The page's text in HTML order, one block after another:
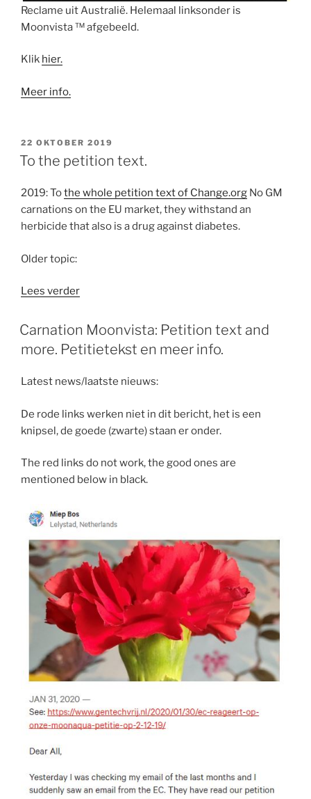
Reclame uit Australië. Helemaal linksonder is
Moonvista ™ afgebeeld.
Klik hier.
Meer info.
GEPLAATST
OP
22 OKTOBER 2019
To the petition text.
2019: Tothe whole petition text of Change.org No GM
carnations on the EU market, they withstand an
herbicide that also is a drug against diabetes.
Older topic:
Lees verder“To
petition
Carnation Moonvista: Petition text and
more. Petitietekst en meer info.
Latest news/laatste nieuws:
De rode links werken niet in dit bericht, het is een
knipsel, de goede (zwarte) staan er onder.
The red links do not work, the good ones are
mentioned below in black.